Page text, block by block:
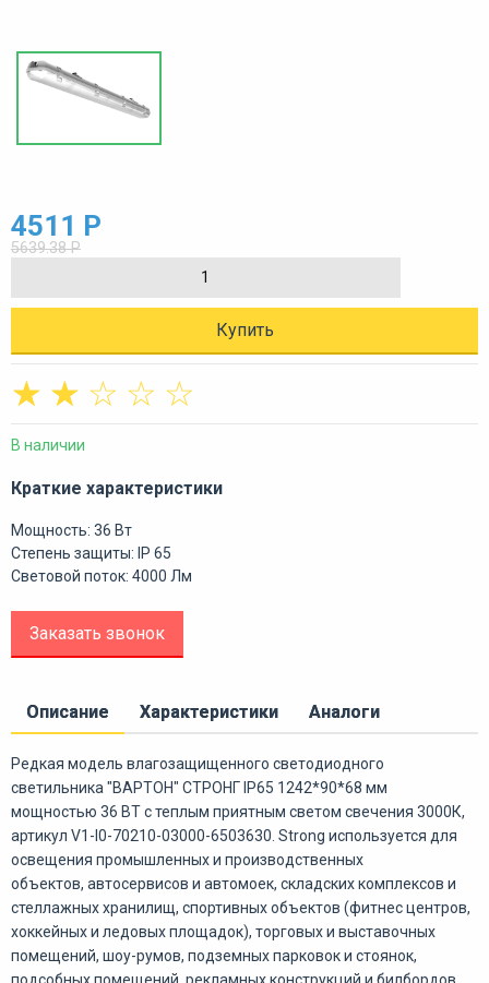
4511 Р
5639.38 Р
Купить
☆
☆
☆
☆
☆
В наличии
Краткие характеристики
Мощность: 36 Вт
Степень защиты: IP 65
Световой поток: 4000 Лм
Заказать звонок
Описание Характеристики Аналоги
Редкая модель влагозащищенного светодиодного
светильника "ВАРТОН" СТРОНГ IP65 1242*90*68 мм
мощностью 36 ВТ с теплым приятным светом свечения 3000К,
артикул V1-I0-70210-03000-6503630. Strong используется для
освещения промышленных и производственных
объектов, автосервисов и автомоек, складских комплексов и
стеллажных хранилищ, спортивных объектов (фитнес центров,
хоккейных и ледовых площадок), торговых и выставочных
помещений, шоу-румов, подземных парковок и стоянок,